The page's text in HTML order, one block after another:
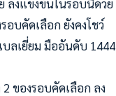
งแข่งขันในรอบนี้ด้วย
บคัดเลือก ยังคงโชว์
บลเยี่ยม มืออันดับ 1444
ของรอบคัดเลือก ลง